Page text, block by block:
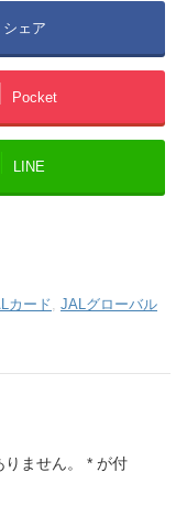
シェア
Pocket
LINE
カード, JALグローバル
ません。 * が付